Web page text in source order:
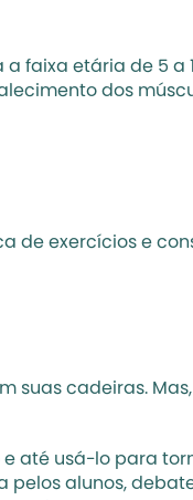
faixa etária de 5 a
dos
de exercícios e
suas cadeiras.
até usá-lo para
pelos alunos,